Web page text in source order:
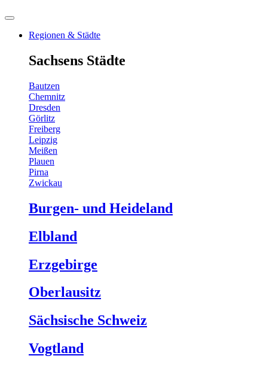
Regionen & Städte
Sachsens Städte
Bautzen
Chemnitz
Dresden
Görlitz
Freiberg
Leipzig
Meißen
Plauen
Pirna
Zwickau
Burgen- und Heideland
Elbland
Erzgebirge
Oberlausitz
Sächsische Schweiz
Vogtland